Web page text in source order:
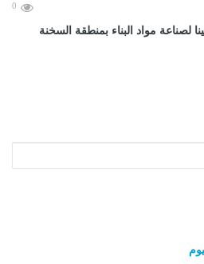
0
لصناعة مواد البناء بمنطقة السخنة